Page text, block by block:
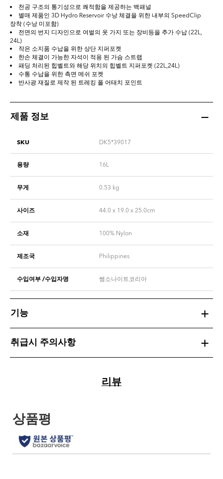
천공 구조의 통기성으로 쾌적함을 제공하는 백패널
별매 제품인 3D Hydro Reservoir 수낭 체결을 위한 내부의 SpeedClip
장착 (수낭 미포함)
전면의 번지 디자인으로 여벌의 옷 가지 또는 장비등을 추가 수납 (22L,
24L)
작은 소지품 수납을 위한 상단 지퍼포켓
한손 체결이 가능한 자석이 적용 된 가슴 스트랩
패딩 처리된 힙벨트와 해당 위치의 힙벨트 지퍼포켓 (22L,24L)
수통 수납을 위한 측면 메쉬 포켓
반사광 재질로 제작 된 트레킹 폴 어태치 포인트
제품 정보
SKU DK5*39017
용량 16L
무게 0.53 kg
사이즈 44.0 x 19.0 x 25.0cm
소재 100% Nylon
제조국 Philippines
수입여부 /수입자명 쌤소나이트코리아
기능
취급시 주의사항
리뷰